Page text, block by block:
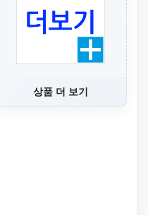
상품 더 보기